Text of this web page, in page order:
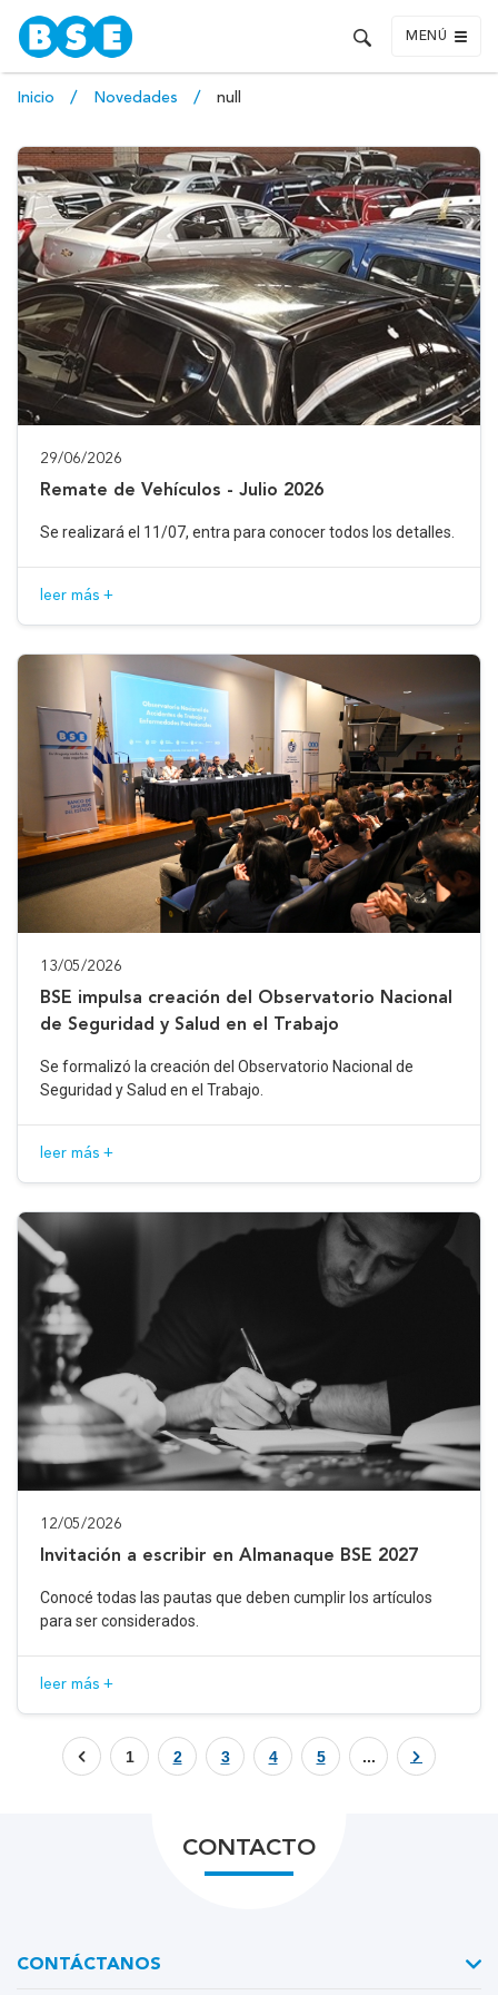
MENÚ
Inicio Novedades null
29/06/2026
Remate de Vehículos - Julio 2026
Se realizará el 11/07, entra para conocer todos los detalles.
leer más +
13/05/2026
BSE impulsa creación del Observatorio Nacional
de Seguridad y Salud en el Trabajo
Se formalizó la creación del Observatorio Nacional de
Seguridad y Salud en el Trabajo.
leer más +
12/05/2026
Invitación a escribir en Almanaque BSE 2027
Conocé todas las pautas que deben cumplir los artículos
para ser considerados.
leer más +
1 2 3 4 5 ...
CONTACTO
CONTÁCTANOS